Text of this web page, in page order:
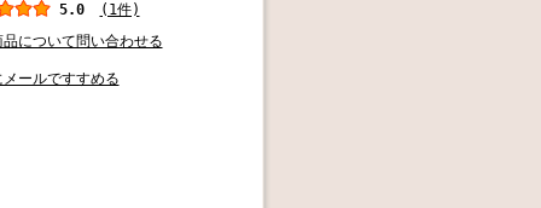
5.0
(1件)
について問い合わせる
ールですすめる